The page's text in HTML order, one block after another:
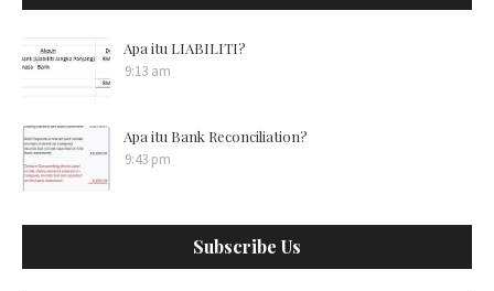
Apa itu LIABILITI?
9:13 am
Apa itu Bank Reconciliation?
9:43 pm
Subscribe Us